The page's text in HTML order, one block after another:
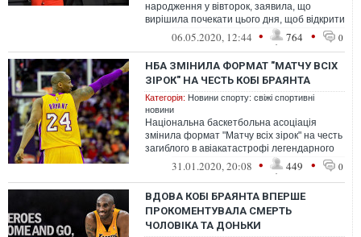
народження у вівторок, заявила, що
вирішила почекати цього дня, щоб відкрити
"ще один лист" від покійного чолов...
06.05.2020, 12:44 • 764 • 0
НБА ЗМІНИЛА ФОРМАТ "МАТЧУ ВСІХ
ЗІРОК" НА ЧЕСТЬ КОБІ БРАЯНТА
Категорія: Новини спорту: свіжі спортивні
новини
Національна баскетбольна асоціація
змінила формат "Матчу всіх зірок" на честь
загиблого в авіакатастрофі легендарного
баскетболіста Кобі Брайанта.
31.01.2020, 20:08 • 449 • 0
ВДОВА КОБІ БРАЯНТА ВПЕРШЕ
ПРОКОМЕНТУВАЛА СМЕРТЬ
ЧОЛОВІКА ТА ДОНЬКИ